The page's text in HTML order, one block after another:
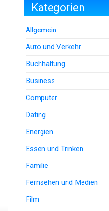
Kategorien
Allgemein
Auto und Verkehr
Buchhaltung
Business
Computer
Dating
Energien
Essen und Trinken
Familie
Fernsehen und Medien
Film